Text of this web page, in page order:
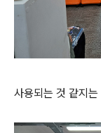
사용되는 것 같지